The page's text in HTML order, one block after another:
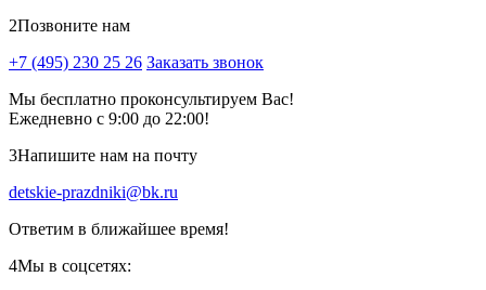
2Позвоните нам
+7 (495) 230 25 26 Заказать звонок
Мы бесплатно проконсультируем Вас!
Ежедневно с 9:00 до 22:00!
3Напишите нам на почту
detskie-prazdniki@bk.ru
Ответим в ближайшее время!
4Мы в соцсетях: